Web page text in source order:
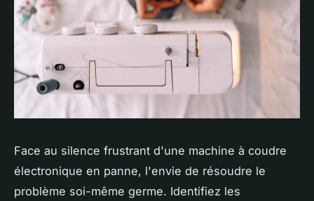
Face au silence frustrant d'une machine à coudre
électronique en panne, l'envie de résoudre le
problème soi-même germe. Identifiez les